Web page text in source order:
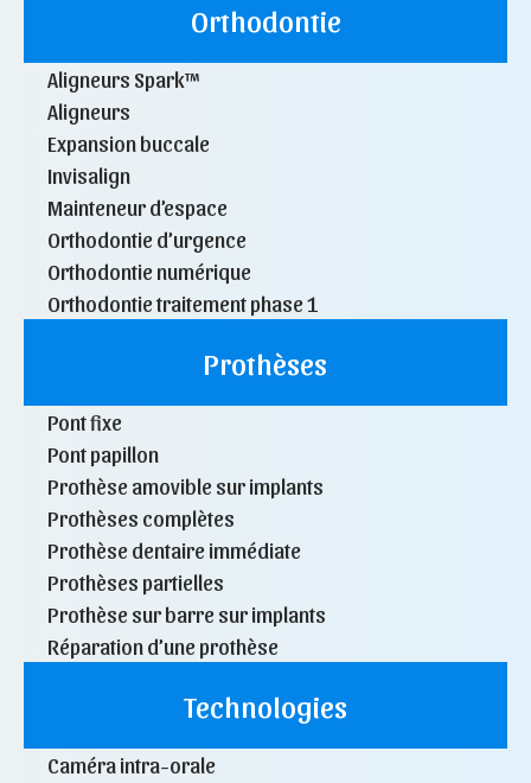
Orthodontie
Aligneurs Spark™
Aligneurs
Expansion buccale
Invisalign
Mainteneur d’espace
Orthodontie d’urgence
Orthodontie numérique
Orthodontie traitement phase 1
Prothèses
Pont fixe
Pont papillon
Prothèse amovible sur implants
Prothèses complètes
Prothèse dentaire immédiate
Prothèses partielles
Prothèse sur barre sur implants
Réparation d’une prothèse
Technologies
Caméra intra-orale